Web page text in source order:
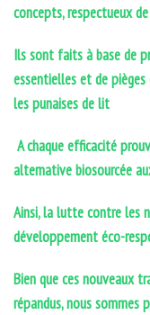
concepts, respectueux
Ils sont faits à base de
essentielles et de
les punaises de lit
A chaque efficacité
alternative biosourcée
Ainsi, la lutte contre les
développement éco-
Bien que ces nouveaux
répandus, nous sommes